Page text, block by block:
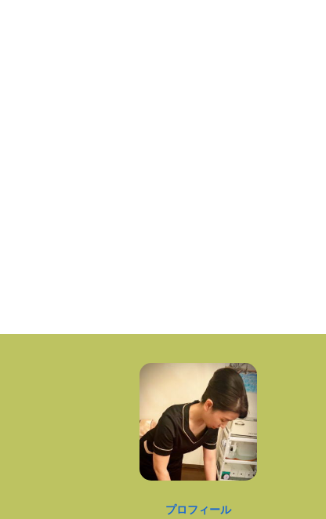
プロフィール